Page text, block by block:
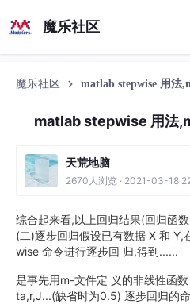
魔乐社区
魔乐社区 matlab stepwise 用法
matlab stepwise 用法
天荒地脑
2670人浏览 · 2021-03-18
综合起来看,以上回归结果(回归函
(二)逐步回归假设已有数据 X 和
wise 命令进行逐步回 归,得到......
是事先用m-文件定 义的非线性函
ta,r,J...(缺省时为0.5) 逐步回归的